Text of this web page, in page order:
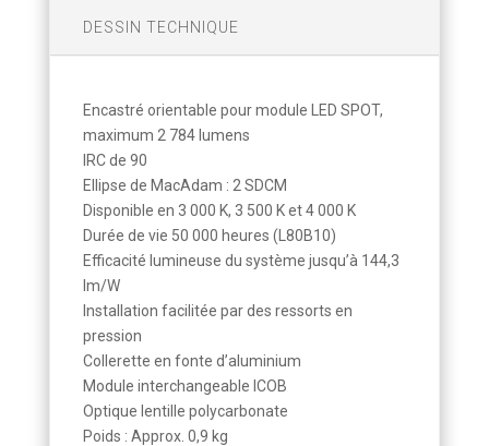
DESSIN TECHNIQUE
Encastré orientable pour module LED SPOT,
maximum 2 784 lumens
IRC de 90
Ellipse de MacAdam : 2 SDCM
Disponible en 3 000 K, 3 500 K et 4 000 K
Durée de vie 50 000 heures (L80B10)
Efficacité lumineuse du système jusqu’à 144,3
lm/W
Installation facilitée par des ressorts en
pression
Collerette en fonte d’aluminium
Module interchangeable ICOB
Optique lentille polycarbonate
Poids : Approx. 0,9 kg